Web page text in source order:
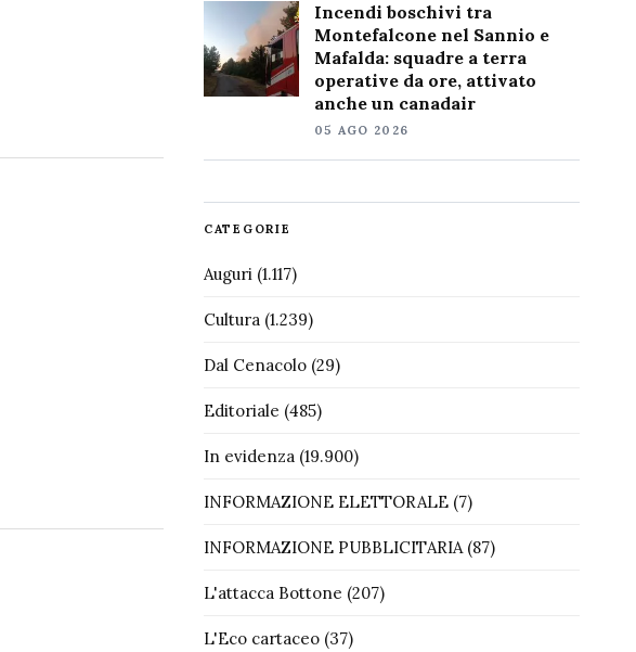
Incendi boschivi tra
Montefalcone nel Sannio e
Mafalda: squadre a terra
operative da ore, attivato
anche un canadair
05 AGO 2026
CATEGORIE
Auguri(1.117)
Cultura(1.239)
Dal Cenacolo(29)
Editoriale (485)
In evidenza(19.900)
INFORMAZIONE ELETTORALE(7)
INFORMAZIONE PUBBLICITARIA(87)
L'attacca Bottone (207)
L'Eco cartaceo(37)